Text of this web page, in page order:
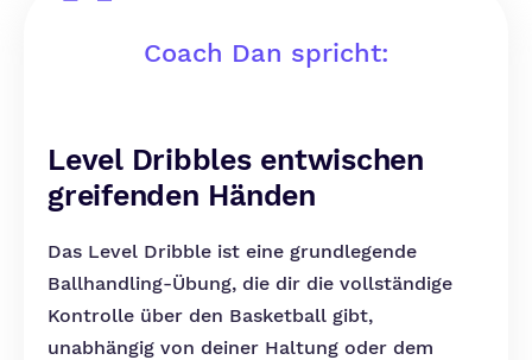
Coach Dan spricht:
Level Dribbles entwischen
greifenden Händen
Das Level Dribble ist eine grundlegende
Ballhandling-Übung, die dir die vollständige
Kontrolle über den Basketball gibt,
unabhängig von deiner Haltung oder dem